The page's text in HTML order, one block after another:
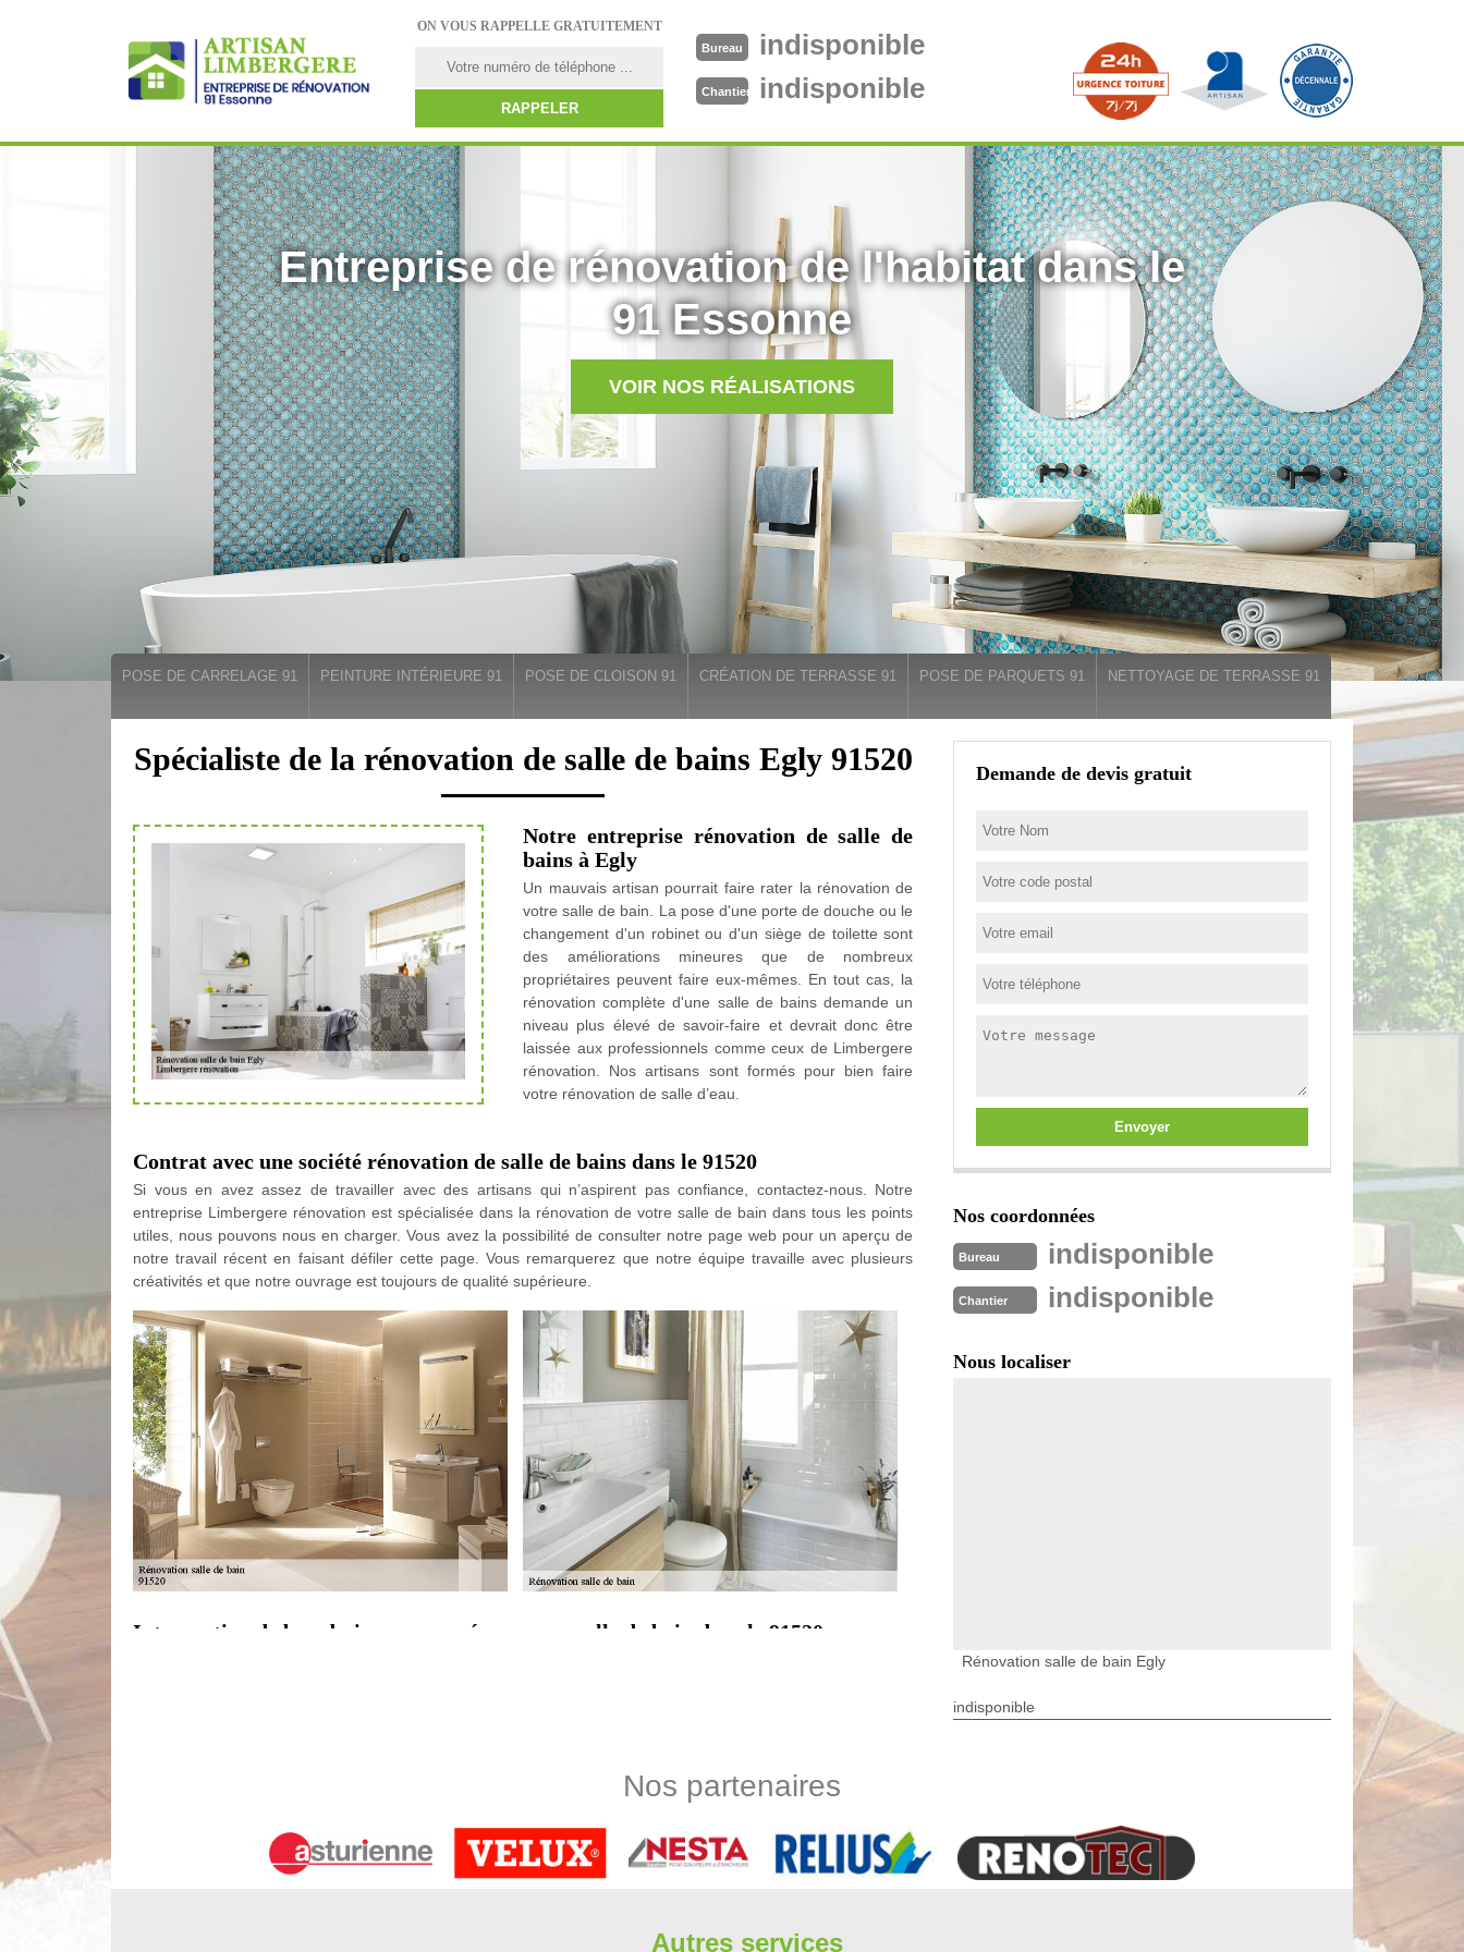
ON VOUS RAPPELLE GRATUITEMENT
Bureau indisponible
Chantier indisponible
Entreprise de rénovation de l'habitat dans le
91 Essonne
VOIR NOS RÉALISATIONS
POSE DE CARRELAGE 91 PEINTURE INTÉRIEURE 91 POSE DE CLOISON 91 CRÉATION DE TERRASSE 91 POSE DE PARQUETS 91 NETTOYAGE DE TERRASSE 91
Spécialiste de la rénovation de salle de bains Egly 91520
Notre entreprise rénovation de salle de
bains à Egly
Un mauvais artisan pourrait faire rater la rénovation de
votre salle de bain. La pose d'une porte de douche ou le
changement d'un robinet ou d'un siège de toilette sont
des améliorations mineures que de nombreux
propriétaires peuvent faire eux-mêmes. En tout cas, la
rénovation complète d'une salle de bains demande un
niveau plus élevé de savoir-faire et devrait donc être
laissée aux professionnels comme ceux de Limbergere
rénovation. Nos artisans sont formés pour bien faire
votre rénovation de salle d’eau.
Contrat avec une société rénovation de salle de bains dans le 91520
Si vous en avez assez de travailler avec des artisans qui n’aspirent pas confiance, contactez-nous. Notre
entreprise Limbergere rénovation est spécialisée dans la rénovation de votre salle de bain dans tous les points
utiles, nous pouvons nous en charger. Vous avez la possibilité de consulter notre page web pour un aperçu de
notre travail récent en faisant défiler cette page. Vous remarquerez que notre équipe travaille avec plusieurs
créativités et que notre ouvrage est toujours de qualité supérieure.
Intervention de bon designer pour rénover une salle de bain dans le 91520
n’importe quel projet. Tout ce dont vous avez besoin est un vrai professionnel comme Limbergere rénovation qui
s'occupera des mobiliers de salle de bains, toilettes, carrelages, douches et d’autres aménagements qui
Demande de devis gratuit
Nos coordonnées
Bureau indisponible
Chantier indisponible
Nous localiser
Rénovation salle de bain Egly
indisponible
Nos partenaires
Autres services